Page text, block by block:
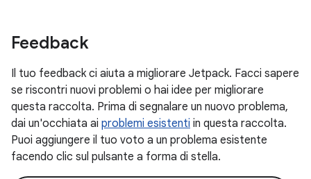
Feedback
Il tuo feedback ci aiuta a migliorare Jetpack. Facci sapere
se riscontri nuovi problemi o hai idee per migliorare
questa raccolta. Prima di segnalare un nuovo problema,
dai un'occhiata ai problemi esistenti in questa raccolta.
Puoi aggiungere il tuo voto a un problema esistente
facendo clic sul pulsante a forma di stella.